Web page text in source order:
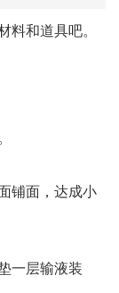
料和道具吧。
铺面，达成小
一层输液装